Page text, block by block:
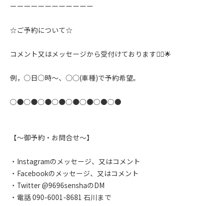
ーーーーーーーーーーーー
☆ご予約について☆
コメント又はメッセージから受付けております🙇‍♂️🌟
例，◯日◯時〜、◯◯(車種)で予約希望。
○●○●○●○●○●○●○●○●
【〜御予約・お問合せ〜】
・Instagramのメッセージ、又はコメント
・Facebookのメッセージ、又はコメント
・Twitter @9696senshaのDM
・電話 090-6001-8681 石川まで